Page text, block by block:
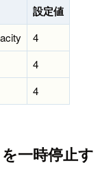
設定値
4
4
4
一時停止す